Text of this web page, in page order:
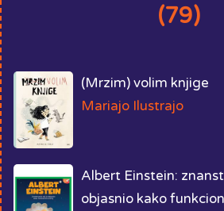
(79)
(Mrzim) volim knjige
Mariajo Ilustrajo
Albert Einstein:
objasnio kako